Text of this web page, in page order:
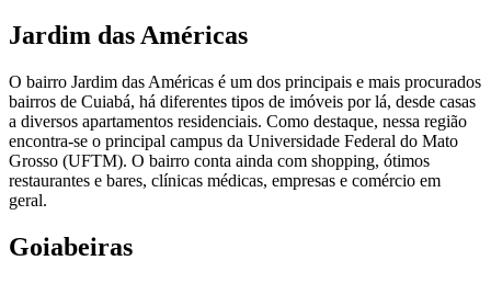
Jardim das Américas
O bairro Jardim das Américas é um dos principais e mais procurados
bairros de Cuiabá, há diferentes tipos de imóveis por lá, desde casas
a diversos apartamentos residenciais. Como destaque, nessa região
encontra-se o principal campus da Universidade Federal do Mato
Grosso (UFTM). O bairro conta ainda com shopping, ótimos
restaurantes e bares, clínicas médicas, empresas e comércio em
geral.
Goiabeiras